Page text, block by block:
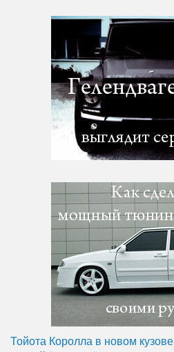
Тойота Королла в новом кузове